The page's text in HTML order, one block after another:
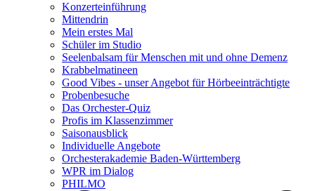
Konzerteinführung
Mittendrin
Mein erstes Mal
Schüler im Studio
Seelenbalsam für Menschen mit und ohne Demenz
Krabbelmatineen
Good Vibes - unser Angebot für Hörbeeinträchtigte
Probenbesuche
Das Orchester-Quiz
Profis im Klassenzimmer
Saisonausblick
Individuelle Angebote
Orchesterakademie Baden-Württemberg
WPR im Dialog
PHILMO